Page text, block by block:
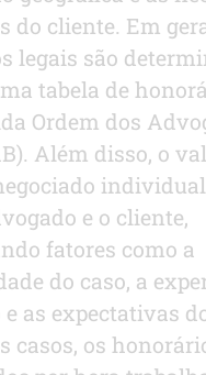
do cliente. Em
legais são
tabela de
Ordem dos
Além disso, o
e o cliente,
fatores como a
do caso, a
as expectativas
casos, os